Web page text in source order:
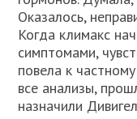
Оказалось,
Когда климакс
симптомами,
повела к
все анализы,
назначили